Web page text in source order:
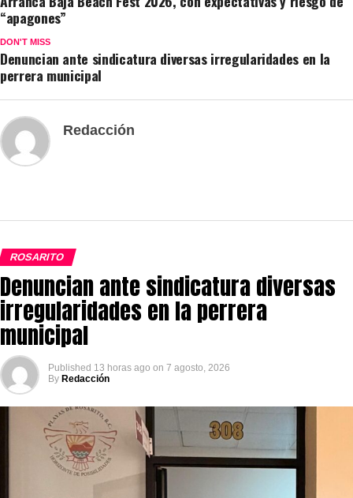
“apagones”
DON'T MISS
Denuncian ante sindicatura diversas irregularidades en la
perrera municipal
Redacción
ROSARITO
Denuncian ante sindicatura diversas
irregularidades en la perrera
municipal
Published 13 horas ago on 7 agosto, 2026
By Redacción